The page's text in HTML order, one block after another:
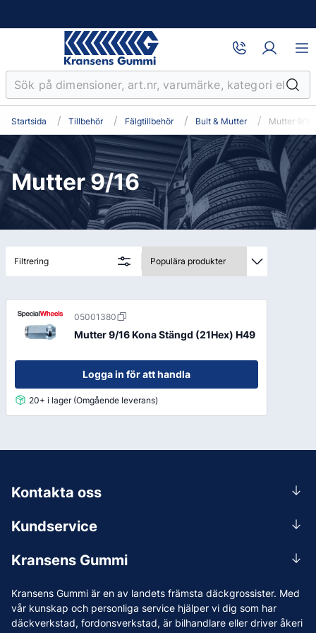
Startsida Tillbehör Fälgtillbehör Bult & Mutter Mutter 9/16
Mutter 9/16
Filtrering
05001380
Mutter 9/16 Kona Stängd (21Hex) H49
Logga in för att handla
20+ i lager (Omgående leverans)
Kransens Gummi är en av landets främsta däckgrossister. Med
vår kunskap och personliga service hjälper vi dig som har
däckverkstad, fordonsverkstad, är bilhandlare eller driver åkeri
Kundservice
Leverans
Reklamation & återköp
Kransens Gummi
Vi som jobbar på Kransens Gummi
Jobba hos oss
Kontakta oss
0156-409 00
Mån-Tors 07.30-16:30, Fre 07.30-15.00.
Lunchstängt 12:00-12:30